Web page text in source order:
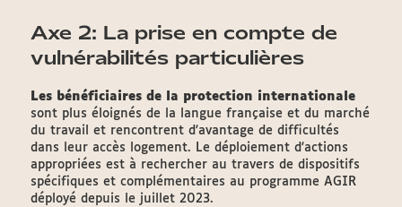
Axe 2: La prise en compte de
vulnérabilités particulières
Les bénéficiaires de la protection internationale
sont plus éloignés de la langue française et du marché
du travail et rencontrent d'avantage de difficultés
dans leur accès logement. Le déploiement d'actions
appropriées est à rechercher au travers de dispositifs
spécifiques et complémentaires au programme AGIR
déployé depuis le juillet 2023.